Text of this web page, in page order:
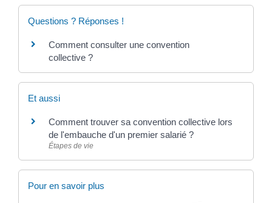
Questions ? Réponses !
Comment consulter une convention
collective ?
Et aussi
Comment trouver sa convention collective lors
de l'embauche d'un premier salarié ?
Étapes de vie
Pour en savoir plus